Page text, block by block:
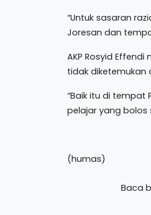
“Untuk sasaran
Joresan dan
AKP Rosyid
tidak diketemukan
“Baik itu di tempat
pelajar yang bolos
(humas)
Baca